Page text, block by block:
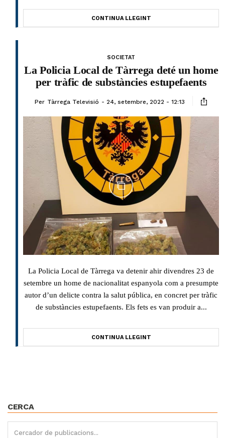
CONTINUA LLEGINT
SOCIETAT
La Policia Local de Tàrrega deté un home
per tràfic de substàncies estupefaents
Per Tàrrega Televisió 24, setembre, 2022 - 12:13
La Policia Local de Tàrrega va detenir ahir divendres 23 de
setembre un home de nacionalitat espanyola com a presumpte
autor d’un delicte contra la salut pública, en concret per tràfic
de substàncies estupefaents. Els fets es van produir a...
CONTINUA LLEGINT
CERCA